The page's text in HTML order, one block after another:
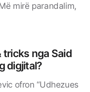
mirë parandalim,
tricks nga Said
digjital?
ofron “Udhezues